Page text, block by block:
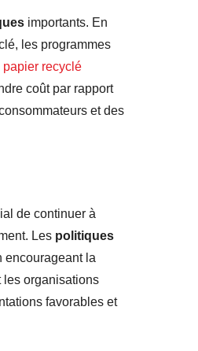
importants. En
les programmes
recyclé
coût par rapport
et des
de continuer à
Les politiques
encourageant la
les organisations
favorables et